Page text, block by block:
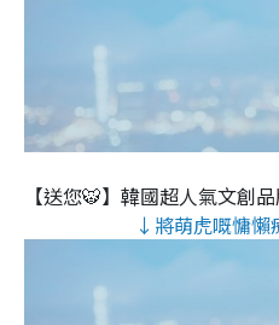
【送您🐯】韓國超人氣文創
↓將萌虎嘅慵懶